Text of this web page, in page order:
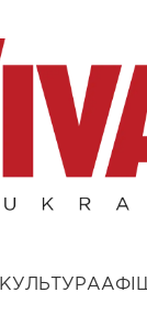
КУЛЬТУРА